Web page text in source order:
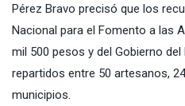
Pérez Bravo precisó que los
Nacional para el Fomento a las
mil 500 pesos y del Gobierno
repartidos entre 50 artesanos,
municipios.